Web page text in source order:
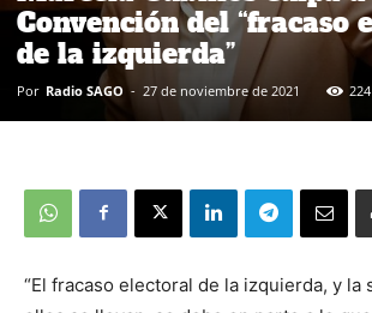
Convención del “fracaso
de la izquierda”
Por Radio SAGO - 27 de noviembre de 2021 224
“El fracaso electoral de la izquierda, y la